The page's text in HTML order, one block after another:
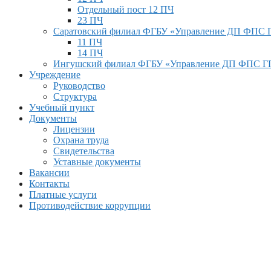
Отдельный пост 12 ПЧ
23 ПЧ
Саратовский филиал ФГБУ «Управление ДП
11 ПЧ
14 ПЧ
Ингушский филиал ФГБУ «Управление ДП ФПС
Учреждение
Руководство
Структура
Учебный пункт
Документы
Лицензии
Охрана труда
Свидетельства
Уставные документы
Вакансии
Контакты
Платные услуги
Противодействие коррупции